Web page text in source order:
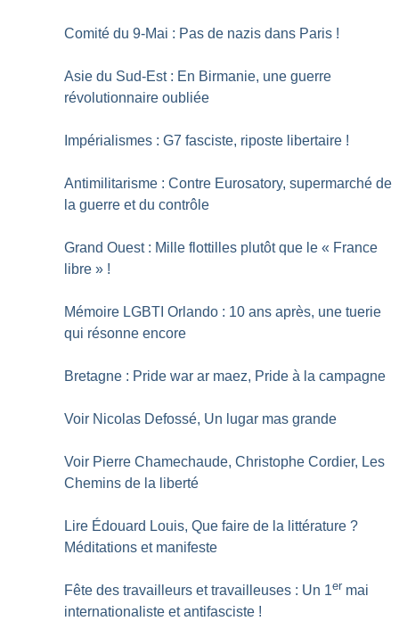
Comité du 9-Mai : Pas de nazis dans Paris !
Asie du Sud-Est : En Birmanie, une guerre
révolutionnaire oubliée
Impérialismes : G7 fasciste, riposte libertaire !
Antimilitarisme : Contre Eurosatory, supermarché de
la guerre et du contrôle
Grand Ouest : Mille flottilles plutôt que le « France
libre » !
Mémoire LGBTI Orlando : 10 ans après, une tuerie
qui résonne encore
Bretagne : Pride war ar maez, Pride à la campagne
Voir Nicolas Defossé, Un lugar mas grande
Voir Pierre Chamechaude, Christophe Cordier, Les
Chemins de la liberté
Lire Édouard Louis, Que faire de la littérature ?
Méditations et manifeste
Fête des travailleurs et travailleuses : Un 1er mai
internationaliste et antifasciste !